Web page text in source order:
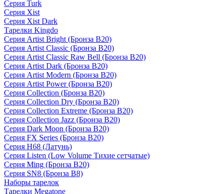
Серия Turk
Серия Xist
Серия Xist Dark
Тарелки Kingdo
Серия Artist Bright (Бронза B20)
Серия Artist Classic (Бронза B20)
Серия Artist Classic Raw Bell (Бронза B20)
Серия Artist Dark (Бронза B20)
Серия Artist Modern (Бронза B20)
Серия Artist Power (Бронза B20)
Серия Collection (Бронза B20)
Серия Collection Dry (Бронза B20)
Серия Collection Extreme (Бронза B20)
Серия Collection Jazz (Бронза B20)
Серия Dark Moon (Бронза B20)
Серия FX Series (Бронза B20)
Серия H68 (Латунь)
Серия Listen (Low Volume Тихие сетчатые)
Серия Ming (Бронза B20)
Серия SN8 (Бронза B8)
Наборы тарелок
Тарелки Megatone